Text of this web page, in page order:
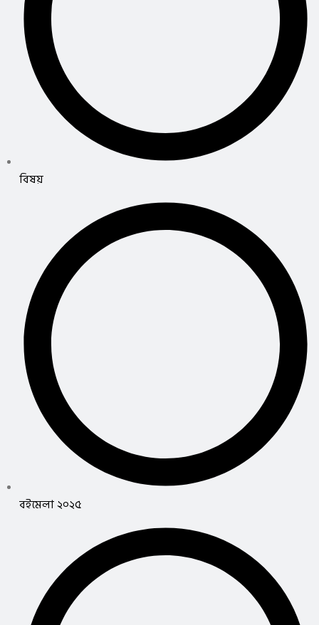
বিষয়
বইমেলা ২০২৫